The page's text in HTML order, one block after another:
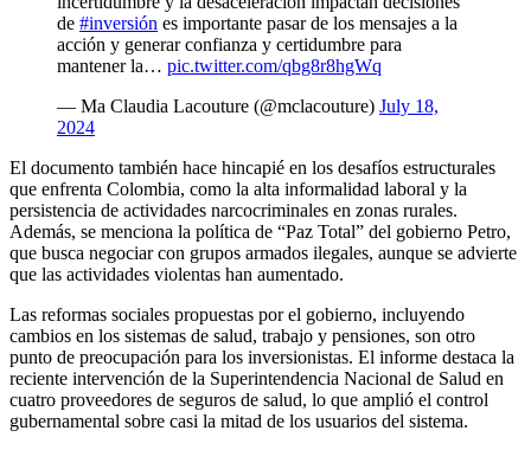
de #inversión es importante pasar de los mensajes a la
acción y generar confianza y certidumbre para
mantener la… pic.twitter.com/qbg8r8hgWq
— Ma Claudia Lacouture (@mclacouture) July 18,
2024
El documento también hace hincapié en los desafíos estructurales
que enfrenta Colombia, como la alta informalidad laboral y la
persistencia de actividades narcocriminales en zonas rurales.
Además, se menciona la política de “Paz Total” del gobierno Petro,
que busca negociar con grupos armados ilegales, aunque se advierte
que las actividades violentas han aumentado.
Las reformas sociales propuestas por el gobierno, incluyendo
cambios en los sistemas de salud, trabajo y pensiones, son otro
punto de preocupación para los inversionistas. El informe destaca la
reciente intervención de la Superintendencia Nacional de Salud en
cuatro proveedores de seguros de salud, lo que amplió el control
gubernamental sobre casi la mitad de los usuarios del sistema.